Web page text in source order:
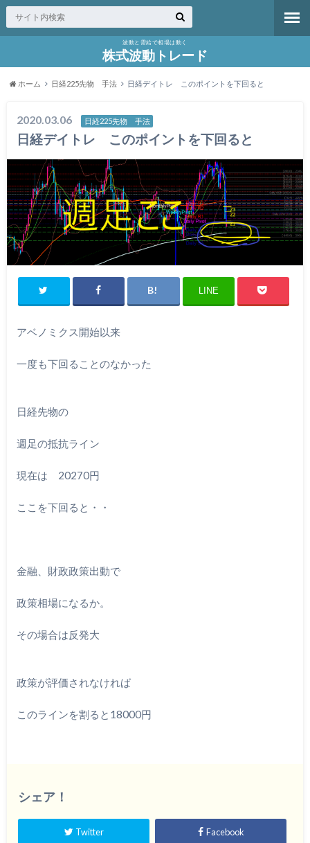
波動と需給で相場は動く
株式波動トレード
ホーム 日経225先物 手法 日経デイトレ このポイントを下回ると
2020.03.06 日経225先物 手法
日経デイトレ このポイントを下回ると
LINE
アベノミクス開始以来
一度も下回ることのなかった
日経先物の
週足の抵抗ライン
現在は 20270円
ここを下回ると・・
金融、財政政策出動で
政策相場になるか。
その場合は反発大
政策が評価されなければ
このラインを割ると18000円
シェア！
Twitter Facebook